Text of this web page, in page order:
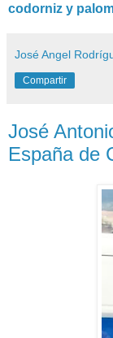
codorniz y
José Angel
Compartir
José
España de